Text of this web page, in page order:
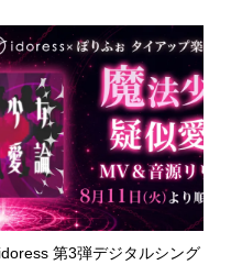
idoress 第3弾デジタルシング